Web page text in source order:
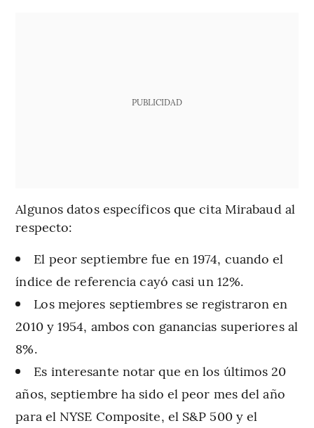
PUBLICIDAD
Algunos datos específicos que cita Mirabaud al
respecto:
El peor septiembre fue en 1974, cuando el
índice de referencia cayó casi un 12%.
Los mejores septiembres se registraron en
2010 y 1954, ambos con ganancias superiores al
8%.
Es interesante notar que en los últimos 20
años, septiembre ha sido el peor mes del año
para el NYSE Composite, el S&P 500 y el